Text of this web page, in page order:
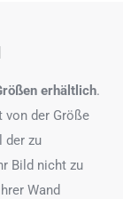
erhältlich.
von der Größe
der zu
Bild nicht zu
Wand